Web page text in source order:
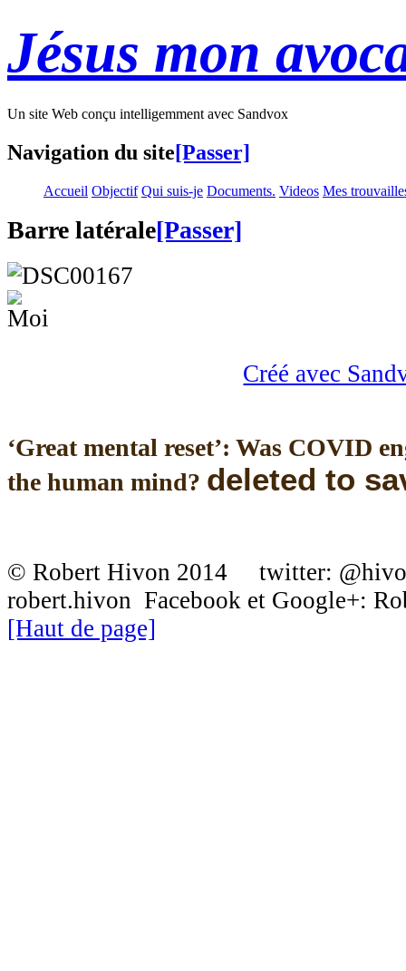
Jésus mon
Un site Web conçu intelligemment avec Sandvox
Navigation du site[Passer]
Accueil Objectif Qui suis-je Documents. Videos Mes
Barre latérale[Passer]
Créé avec
‘Great mental reset’: Was COVID
the human mind? deleted to
© Robert Hivon 2014 twitter:
robert.hivon Facebook et Google+:
[Haut de page]